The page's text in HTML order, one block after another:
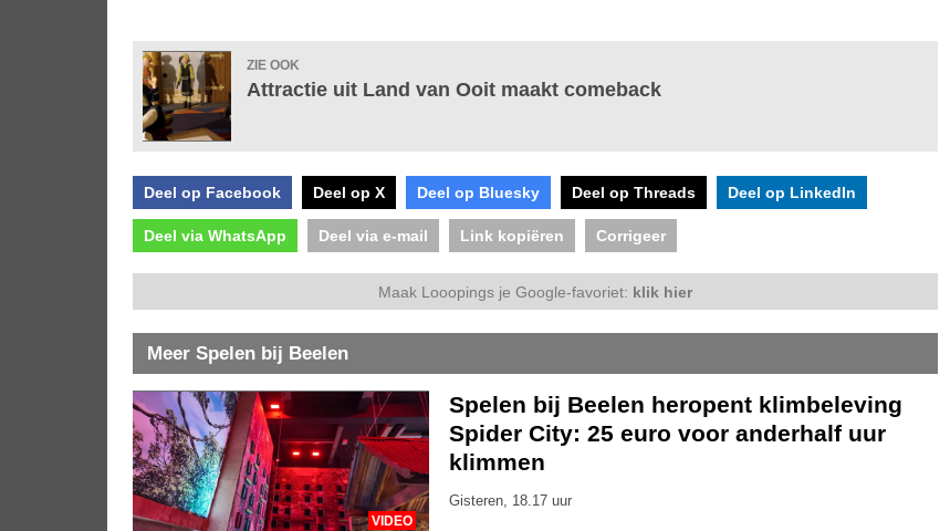
ZIE OOK
Attractie uit Land van Ooit maakt comeback
Deel op Facebook Deel op X Deel op Bluesky Deel op Threads Deel op LinkedIn
Deel via WhatsApp Deel via e-mail Link kopiëren Corrigeer
Maak Looopings je Google-favoriet: klik hier
Meer Spelen bij Beelen
VIDEO
Spelen bij Beelen heropent klimbeleving
Spider City: 25 euro voor anderhalf uur
klimmen
Gisteren, 18.17 uur